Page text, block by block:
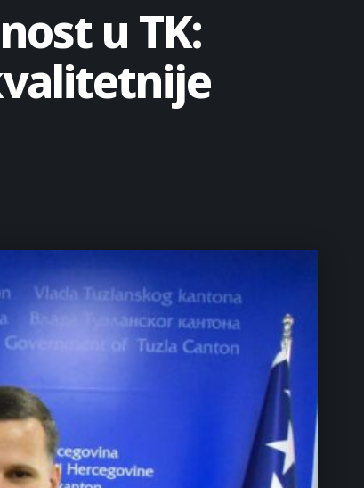
u TK: